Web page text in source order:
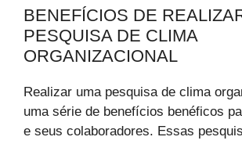
BENEFÍCIOS DE
PESQUISA DE CLIMA
ORGANIZACIONAL
Realizar uma pesquisa de clima
uma série de benefícios benéficos
e seus colaboradores. Essas